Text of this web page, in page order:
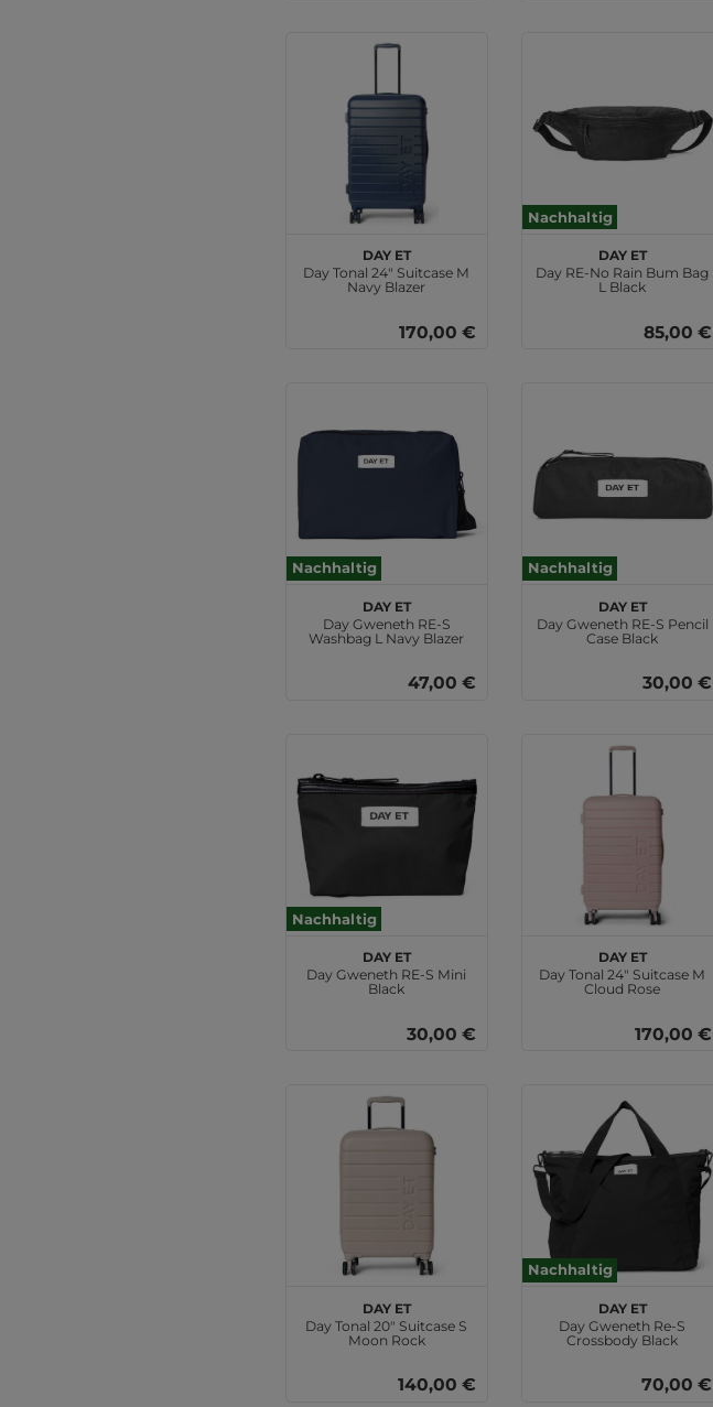
DAY ET
Day Tonal 24" Suitcase M
Navy Blazer
170,00 €
Nachhaltig
DAY ET
Day RE-No Rain Bum Bag
L Black
85,00 €
Nachhaltig
DAY ET
Day Gweneth RE-S
Washbag L Navy Blazer
47,00 €
Nachhaltig
DAY ET
Day Gweneth RE-S Pencil
Case Black
30,00 €
Nachhaltig
DAY ET
Day Gweneth RE-S Mini
Black
30,00 €
DAY ET
Day Tonal 24" Suitcase M
Cloud Rose
170,00 €
DAY ET
Day Tonal 20" Suitcase S
Moon Rock
140,00 €
Nachhaltig
DAY ET
Day Gweneth Re-S
Crossbody Black
70,00 €